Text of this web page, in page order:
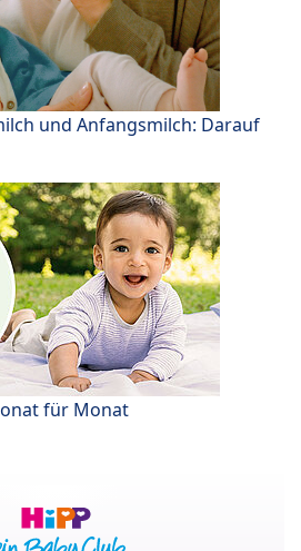
und Anfangsmilch: Darauf
für Monat